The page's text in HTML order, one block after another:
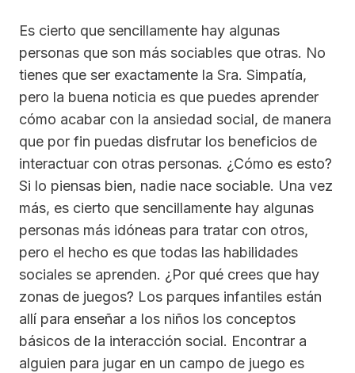
Es cierto que sencillamente hay algunas
personas que son más sociables que otras. No
tienes que ser exactamente la Sra. Simpatía,
pero la buena noticia es que puedes aprender
cómo acabar con la ansiedad social, de manera
que por fin puedas disfrutar los beneficios de
interactuar con otras personas. ¿Cómo es esto?
Si lo piensas bien, nadie nace sociable. Una vez
más, es cierto que sencillamente hay algunas
personas más idóneas para tratar con otros,
pero el hecho es que todas las habilidades
sociales se aprenden. ¿Por qué crees que hay
zonas de juegos? Los parques infantiles están
allí para enseñar a los niños los conceptos
básicos de la interacción social. Encontrar a
alguien para jugar en un campo de juego es